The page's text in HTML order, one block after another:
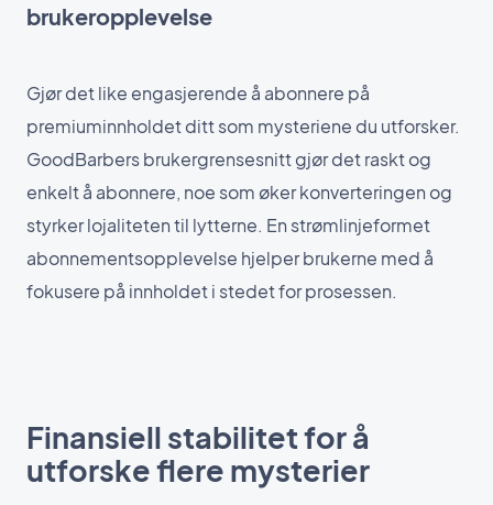
brukeropplevelse
Gjør det like engasjerende å abonnere på
premiuminnholdet ditt som mysteriene du utforsker.
GoodBarbers brukergrensesnitt gjør det raskt og
enkelt å abonnere, noe som øker konverteringen og
styrker lojaliteten til lytterne. En strømlinjeformet
abonnementsopplevelse hjelper brukerne med å
fokusere på innholdet i stedet for prosessen.
Finansiell stabilitet for å
utforske flere mysterier